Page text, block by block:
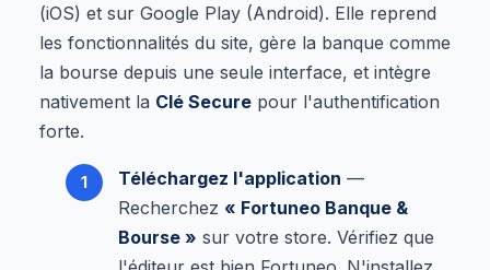
(iOS) et sur Google Play (Android). Elle reprend
les fonctionnalités du site, gère la banque comme
la bourse depuis une seule interface, et intègre
nativement la Clé Secure pour l'authentification
forte.
Téléchargez l'application —
Recherchez « Fortuneo Banque &
Bourse » sur votre store. Vérifiez que